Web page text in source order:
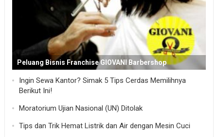
Peluang Bisnis Franchise GIOVANI Barbershop
Ingin Sewa Kantor? Simak 5 Tips Cerdas Memilihnya
Berikut Ini!
Moratorium Ujian Nasional (UN) Ditolak
Tips dan Trik Hemat Listrik dan Air dengan Mesin Cuci